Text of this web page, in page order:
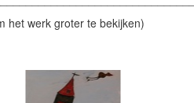
het werk groter te bekijken)